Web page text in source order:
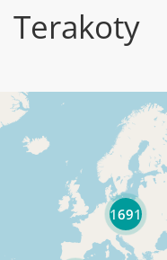
Terakoty
1691